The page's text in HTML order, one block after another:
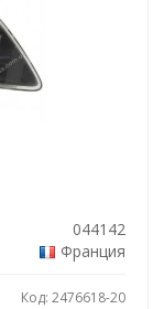
044142
Франция
Код: 2476618-20